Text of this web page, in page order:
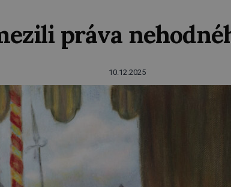
práva
10.12.2025